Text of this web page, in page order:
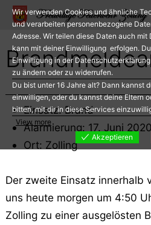
Zum
Inhalt
springen
Einsatz: Brand
Alarmierung: 17. Juni
Ort: Zolling
Der zweite Einsatz innerhalb
uns heute morgen um 4:50
Zolling zu einer ausgelösten
Wir verwenden Cookies und ähnliche
und verarbeiten personenbezogene
Adresse. Wir teilen diese Daten auch
kann mit deiner Einwilligung erfolgen.
Einwilligung in der
zu ändern oder zu widerrufen.
Du bist unter 16 Jahre alt? Dann kannst
einwilligen, oder du kannst deine Eltern
bitten, mit dir in diese Services
View more
Akzeptieren